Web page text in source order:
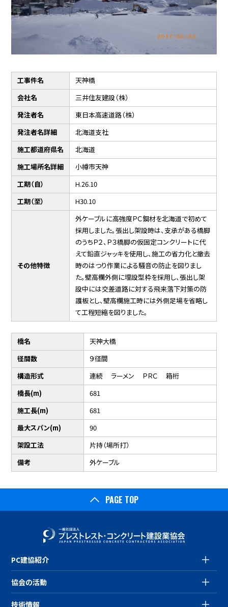
工事件名
天神橋
会社名
三井住友建設（株）
発注者名
東日本高速道路（株）
発注者名詳細
北海道支社
施工都道府県名
北海道
施工場所名詳細
小樽市天神
工期（自）
H.26.10
工期（至）
H30.10
その他特徴
外ケーブルに高強度ＰＣ鋼材を北海道で初めて
採用しました。張出し架設時は、支承がある橋脚
のうちＰ２、Ｐ３橋脚の仮固定コンクリートに代
えて鉛直ジャッキを使用し、施工の省力化と撤去
時のはつり作業による騒音の防止を図りまし
た。壁高欄外側に埋設型枠を採用し、張出し架
設中には交差道路に対する飛来落下対策の防
護板とし、壁高欄施工時には外側足場を省略し
て工程短縮を図りました。
橋名
天神大橋
径間数
９径間
構造形式
連続 ラーメン ＰＲＣ 箱桁
橋長(m)
681
施工長(m)
681
最大スパン(m)
90
架設工法
片持（場所打）
備考
外ケーブル
PAGE TOP
PC建協紹介
協会の活動
技術情報